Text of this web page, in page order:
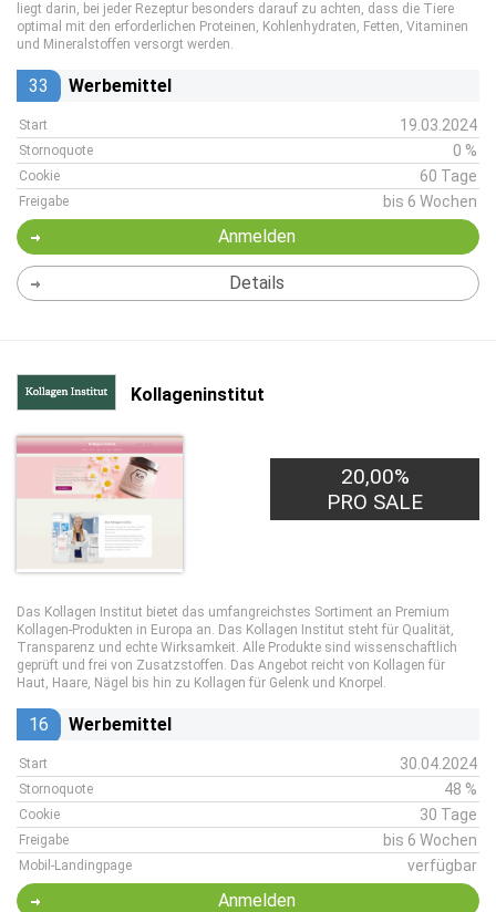
liegt darin, bei jeder Rezeptur besonders darauf zu achten, dass die Tiere
optimal mit den erforderlichen Proteinen, Kohlenhydraten, Fetten, Vitaminen
und Mineralstoffen versorgt werden.
33 Werbemittel
Start 19.03.2024
Stornoquote 0 %
Cookie 60 Tage
Freigabe bis 6 Wochen
Anmelden
Details
Kollageninstitut
20,00%
PRO SALE
Das Kollagen Institut bietet das umfangreichstes Sortiment an Premium
Kollagen-Produkten in Europa an. Das Kollagen Institut steht für Qualität,
Transparenz und echte Wirksamkeit. Alle Produkte sind wissenschaftlich
geprüft und frei von Zusatzstoffen. Das Angebot reicht von Kollagen für
Haut, Haare, Nägel bis hin zu Kollagen für Gelenk und Knorpel.
16 Werbemittel
Start 30.04.2024
Stornoquote 48 %
Cookie 30 Tage
Freigabe bis 6 Wochen
Mobil-Landingpage verfügbar
Anmelden